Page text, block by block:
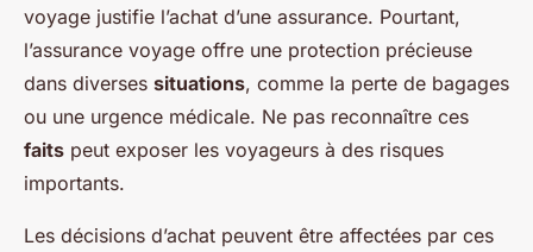
voyage justifie l’achat d’une assurance. Pourtant,
l’assurance voyage offre une protection précieuse
dans diverses situations, comme la perte de bagages
ou une urgence médicale. Ne pas reconnaître ces
faits peut exposer les voyageurs à des risques
importants.
Les décisions d’achat peuvent être affectées par ces